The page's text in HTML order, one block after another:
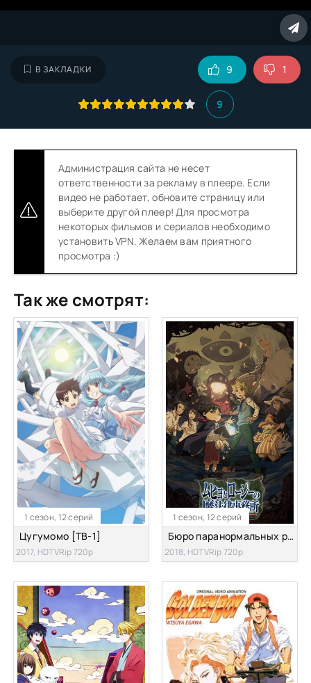
В ЗАКЛАДКИ
9
9 1
Администрация сайта не несет
ответственности за рекламу в плеере. Если
видео не работает, обновите страницу или
выберите другой плеер! Для просмотра
некоторых фильмов и сериалов необходимо
установить VPN. Желаем вам приятного
просмотра :)
Так же смотрят:
1 сезон, 12 серий
Цугумомо [ТВ-1]
2017, HDTVRip 720p
1 сезон, 12 серий
Бюро паранормальных расследований Мухё и Родзи [ТВ-1]
2018, HDTVRip 720p